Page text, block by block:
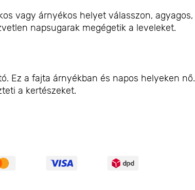
vagy árnyékos helyet válasszon, agyagos,
napsugarak megégetik a leveleket.
Ez a fajta árnyékban és napos helyeken nő.
a kertészeket.